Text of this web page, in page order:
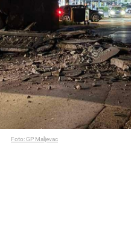
Foto: GP Maljevac